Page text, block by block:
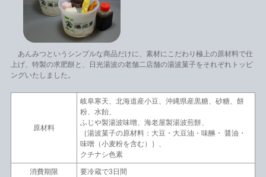
あんみつというシンプルな商品だけに、素材にこだわり極上の原材料で仕
上げ、特製の求肥餅と、日光湯波の老舗二店舗の湯波菓子をそれぞれトッピ
ングいたしました。
原材料
岐阜寒天、北海道産小豆、沖縄県産黒糖、砂糖、餅
粉、水飴、
ふじや製湯波味噌、海老屋製湯波煎餅、
｛湯波菓子の原材料：大豆・大豆油・味醂・ 醤油・
味噌（小麦粉を含む）｝、
クチナシ色素
消費期限 要冷蔵で3日間